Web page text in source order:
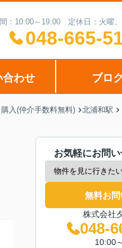
：10:00～19:00 定休日：火曜、
048-665-
合わせ ブロ
入(仲介手数料無料) 北浦和駅
お気軽にお問
無料お
株式会社
048-
10:00